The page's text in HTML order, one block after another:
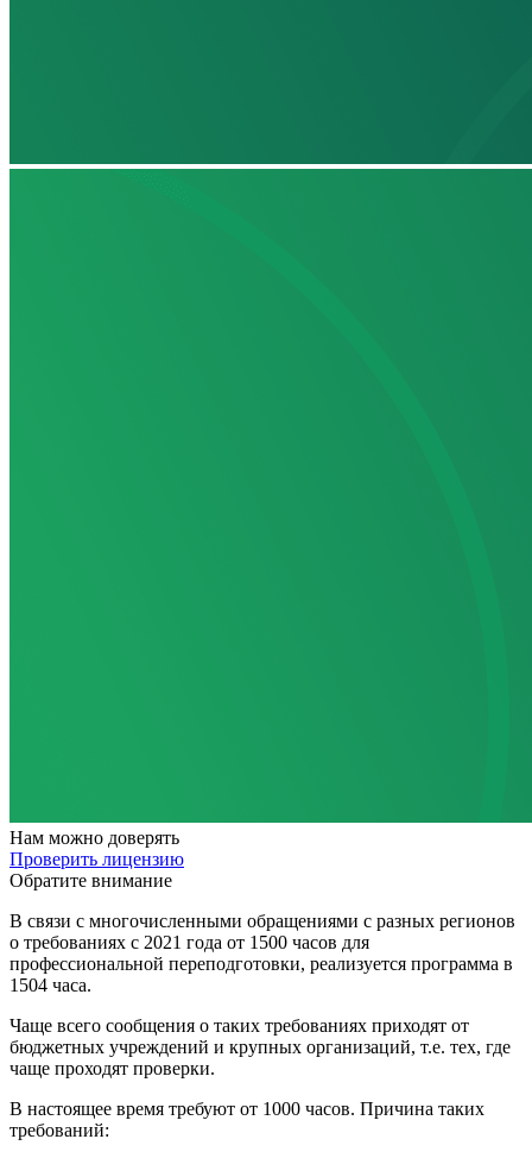
Нам можно доверять
Проверить лицензию
Обратите внимание
В связи с многочисленными обращениями с разных регионов
о требованиях с 2021 года от 1500 часов для
профессиональной переподготовки, реализуется программа в
1504 часа.
Чаще всего сообщения о таких требованиях приходят от
бюджетных учреждений и крупных организаций, т.е. тех, где
чаще проходят проверки.
В настоящее время требуют от 1000 часов. Причина таких
требований: